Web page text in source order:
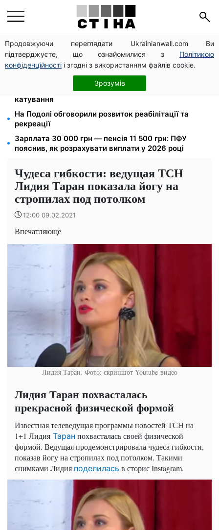
Продовжуючи переглядати Ukrainianwall.com Ви
підтверджуєте, що ознайомилися з Політикою
конфіденційності і згодні з використанням файлів cookie.
Зрозумів
ПФУ та Мінветеранів затвердили Порядок
взаємодії: єдиний алгоритм для фахівців супроводу
ветеранів
Прикував кайданками до драбини на всю ніч: на
Закарпатті судитимуть працівника ТЦК за
катування
На Подолі обговорили розвиток реабілітації та
рекреації
Зарплата 30 000 грн — пенсія 11 500 грн: ПФУ
пояснив, як розрахувати виплати у 2026 році
Чудеса гибкости: ведущая ТСН
Лидия Таран показала йогу на
стропилах под потолком
12:00 09.02.2021
Впечатляюще
Лидия Таран. Фото: скриншот Youtube-видео
Лидия Таран похвасталась
прекрасной физической формой
Известная телеведущая программы новостей ТСН на
1+1 Лидия Таран похвасталась своей физической
формой. Ведущая продемонстрировала чудеса гибкости,
показав йогу на стропилах под потолком. Такими
снимками Лидия поделилась в сторисInstagram.